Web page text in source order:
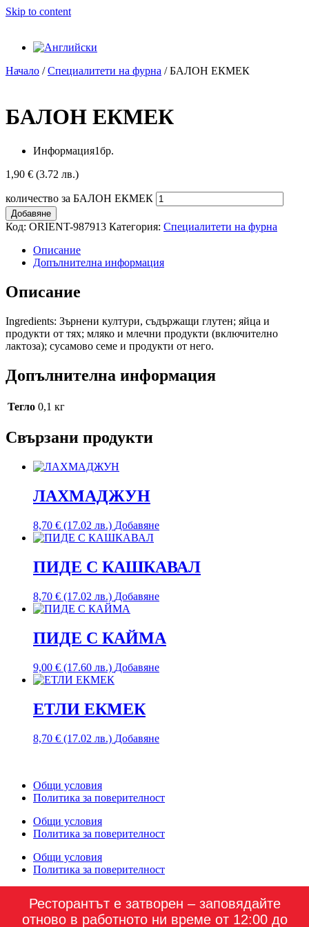
Skip to content
Начало /Специалитети на фурна / БАЛОН ЕКМЕК
БАЛОН ЕКМЕК
Информация1бр.
1,90 € (3.72 лв.)
количество за БАЛОН ЕКМЕК
Добавяне
Код: ORIENT-987913 Категория: Специалитети на фурна
Описание
Допълнителна информация
Описание
Ingredients: Зърнени култури, съдържащи глутен; яйца и
продукти от тях; мляко и млечни продукти (включително
лактоза); сусамово семе и продукти от него.
Допълнителна информация
Тегло 0,1 кг
Свързани продукти
ЛАХМАДЖУН
8,70 € (17.02 лв.) Добавяне
ПИДЕ С КАШКАВАЛ
8,70 € (17.02 лв.) Добавяне
ПИДЕ С КАЙМА
9,00 € (17.60 лв.) Добавяне
ЕТЛИ ЕКМЕК
8,70 € (17.02 лв.) Добавяне
Общи условия
Политика за поверителност
Общи условия
Политика за поверителност
Общи условия
Политика за поверителност
Политика за поверителност
Ресторантът е затворен – заповядайте
отново в работното ни време от 12:00 до